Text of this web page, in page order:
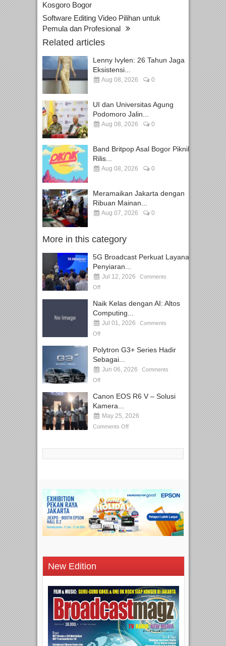
Kosgoro Bogor
Software Editing Video Pilihan untuk
Pemula dan Profesional
Related articles
Lenny Ivylen: 26 Tahun Jaga
Eksistensi...
Aug 08, 2026 0
UI dan Universitas Agung
Podomoro Jalin...
Aug 08, 2026 0
Band Britpop Asal Bogor Piknik
Rilis...
Aug 08, 2026 0
Meramaikan Jakarta dengan
Ribuan Mainan...
Aug 07, 2026 0
More in this category
5G Broadcast Perkuat Layanan
Penyiaran...
Jul 12, 2026
Comments
Off
Naik Kelas dengan AI: Altos
Computing...
Jul 01, 2026
Comments
Off
Polytron G3+ Series Hadir
Sebagai...
Jun 06, 2026
Comments
Off
Canon EOS R6 V – Solusi
Kamera...
May 25, 2026
Comments Off
New Edition